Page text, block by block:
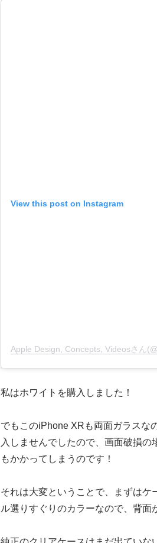
View this post on Instagram
Apple Design, Concepts, Videosさん
私はホワイトを購入しました！
でもこのiPhone XRも両面ガラス
入しませんでしたので、画面破損
もかかってしまうのです！
それは大変ということで、まずは
ル選りすぐりのカラーなので、背面